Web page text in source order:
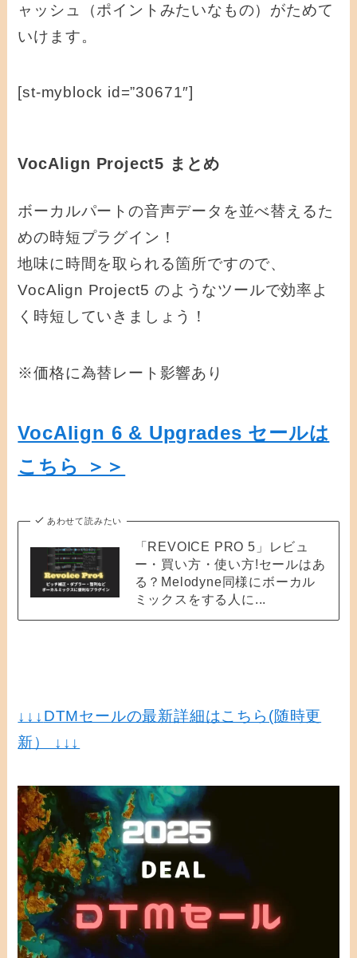
ャッシュ（ポイントみたいなもの）がためて
いけます。
[st-myblock id=”30671″]
VocAlign Project5 まとめ
ボーカルパートの音声データを並べ替えるた
めの時短プラグイン！
地味に時間を取られる箇所ですので、
VocAlign Project5 のようなツールで効率よ
く時短していきましょう！
※価格に為替レート影響あり
VocAlign 6 & Upgrades セールは
こちら ＞＞
あわせて読みたい
「REVOICE PRO 5」レビュ
ー・買い方・使い方!セールはあ
る？Melodyne同様にボーカル
ミックスをする人に...
↓↓↓ DTMセールの最新詳細はこちら(随時更
新） ↓↓↓